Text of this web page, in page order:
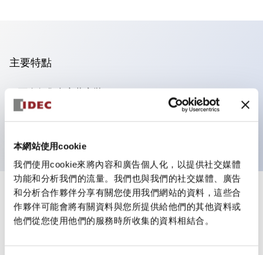
本網站使用cookie
我們使用cookie來將內容和廣告個人化，以提供社交媒體
功能和分析我們的流量。我們也與我們的社交媒體、廣告
和分析合作夥伴分享有關您使用我們網站的資料，這些合
作夥伴可能會將有關資料與您所提供給他們的其他資料或
他們從您使用他們的服務時所收集的資料相結合。
主要特點
可進行集合密著安裝
附鎖選擇開關採用高安全性的彈子鎖結構
規格 顯示全部
審美規範